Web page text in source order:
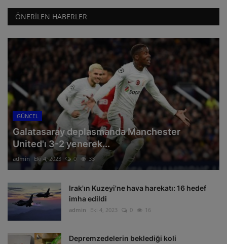
ÖNERILEN HABERLER
GÜNCEL
Galatasaray deplasmanda Manchester
United'ı 3-2 yenerek...
admin Eki 4, 2023 0 33
Irak'ın Kuzeyi'ne hava harekatı: 16 hedef
imha edildi
admin Eki 4, 2023 0 16
Depremzedelerin beklediği koli